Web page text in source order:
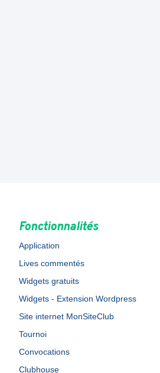
Fonctionnalités
Application
Lives commentés
Widgets gratuits
Widgets - Extension Wordpress
Site internet MonSiteClub
Tournoi
Convocations
Clubhouse